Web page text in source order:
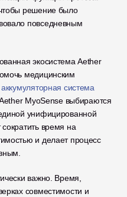
решение было
повседневным
экосистема Aether
медицинским
аккумуляторная система
MyoSense выбираются
унифицированной
время на
и делает процесс
важно. Время,
совместимости и